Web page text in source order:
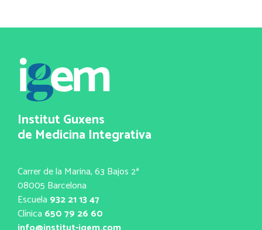
Institut Guxens
de Medicina Integrativa
Carrer de la Marina, 63 Bajos 2ª
08005 Barcelona
Escuela 932 21 13 47
Clínica 650 79 26 60